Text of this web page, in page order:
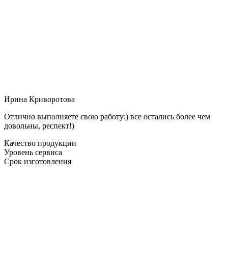
Ирина Криворотова
Отлично выполняете свою работу:) все остались более чем
довольны, респект!)
Качество продукции
Уровень сервиса
Срок изготовления